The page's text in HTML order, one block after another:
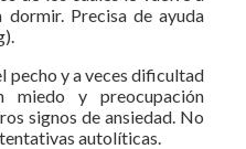
Precisa de ayuda
pecho y a veces dificultad
y preocupación
signos de ansiedad. No
autolíticas.